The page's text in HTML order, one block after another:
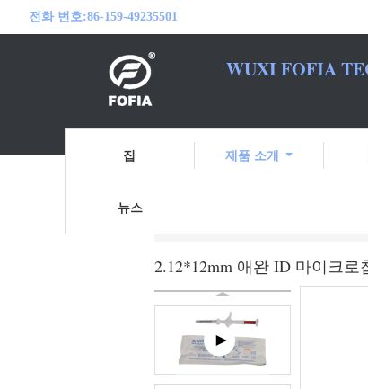
전화 번호:86-159-49235501
WUXI FOFIA
여러분의
집 제품 소개
뉴스
2.12*12mm 애완 ID 마이크